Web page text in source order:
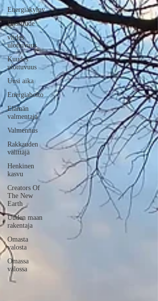
Energiakylpy
Blissitude
viides
ulottuvuus
Kuudes
ulottuvuus
Uusi aika
Energiahoito
Elämän
valmentaja
Valmennus
Rakkauden
välittäjä
Henkinen
kasvu
Creators Of
The New
Earth
Uuden maan
rakentaja
Omasta
valosta
Omassa
valossa